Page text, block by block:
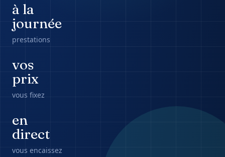
à la
journée
prestations
vos
prix
vous fixez
en
direct
vous encaissez